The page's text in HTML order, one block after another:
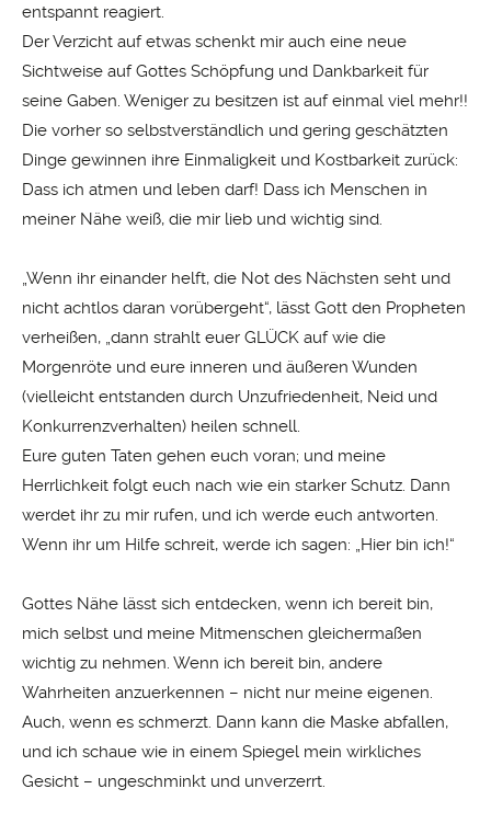
entspannt reagiert.
Der Verzicht auf etwas schenkt mir auch eine neue
Sichtweise auf Gottes Schöpfung und Dank­barkeit für
seine Gaben. Weniger zu besitzen ist auf einmal viel mehr!!
Die vorher so selbstverständlich und gering geschätzten
Dinge gewinnen ihre Einmaligkeit und Kostbarkeit zurück:
Dass ich atmen und leben darf! Dass ich Menschen in
meiner Nähe weiß, die mir lieb und wichtig sind.
„Wenn ihr einander helft, die Not des Nächsten seht und
nicht achtlos daran vorübergeht“, lässt Gott den Propheten
verheißen, „dann strahlt euer GLÜCK auf wie die
Morgenröte und eure inneren und äußeren Wunden
(vielleicht entstanden durch Unzufriedenheit, Neid und
Konkurrenzverhalten) heilen schnell.
Eure guten Taten gehen euch voran; und meine
Herrlichkeit folgt euch nach wie ein starker Schutz. Dann
werdet ihr zu mir rufen, und ich werde euch ant­worten.
Wenn ihr um Hilfe schreit, werde ich sagen: „Hier bin ich!“
Gottes Nähe lässt sich entdecken, wenn ich bereit bin,
mich selbst und meine Mitmenschen gleichermaßen
wichtig zu nehmen. Wenn ich bereit bin, andere
Wahrheiten anzuerkennen – nicht nur meine eigenen.
Auch, wenn es schmerzt. Dann kann die Maske abfallen,
und ich schaue wie in einem Spiegel mein wirkliches
Gesicht – ungeschminkt und unverzerrt.